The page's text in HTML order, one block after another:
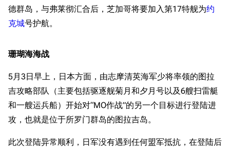
德群岛，与弗莱彻汇合后，芝加哥将要加入第17特舰为约
克城号护航。
珊瑚海海战
5月3日早上，日本方面，由志摩清英海军少将率领的图拉
吉攻略部队（主要包括驱逐舰菊月和夕月号以及6艘扫雷艇
和一艘运兵船）开始对“MO作战”的另一个目标进行登陆进
攻，也就是位于所罗门群岛的图拉吉岛。
此次登陆异常顺利，日军没有遇到任何盟军抵抗，在登陆后